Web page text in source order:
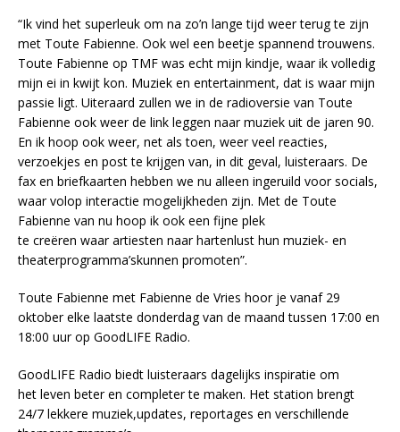
“Ik vind het superleuk om na zo’n lange tijd weer terug te zijn
met Toute Fabienne. Ook wel een beetje spannend trouwens.
Toute Fabienne op TMF was echt mijn kindje, waar ik volledig
mijn ei in kwijt kon. Muziek en entertainment, dat is waar mijn
passie ligt. Uiteraard zullen we in de radioversie van Toute
Fabienne ook weer de link leggen naar muziek uit de jaren 90.
En ik hoop ook weer, net als toen, weer veel reacties,
verzoekjes en post te krijgen van, in dit geval, luisteraars. De
fax en briefkaarten hebben we nu alleen ingeruild voor socials,
waar volop interactie mogelijkheden zijn. Met de Toute
Fabienne van nu hoop ik ook een fijne plek
te creëren waar artiesten naar hartenlust hun muziek- en
theaterprogramma’skunnen promoten”.
Toute Fabienne met Fabienne de Vries hoor je vanaf 29
oktober elke laatste donderdag van de maand tussen 17:00 en
18:00 uur op GoodLIFE Radio.
GoodLIFE Radio biedt luisteraars dagelijks inspiratie om
het leven beter en completer te maken. Het station brengt
24/7 lekkere muziek,updates, reportages en verschillende